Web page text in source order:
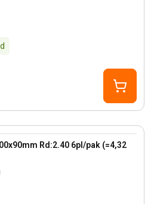
Rd:2.40 6pl/pak (=4,32